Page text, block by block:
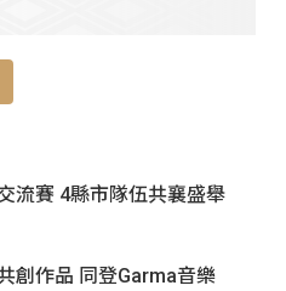
流賽 4縣市隊伍共襄盛舉
創作品 同登Garma音樂